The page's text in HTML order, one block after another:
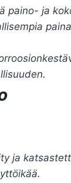
paino- ja
ja